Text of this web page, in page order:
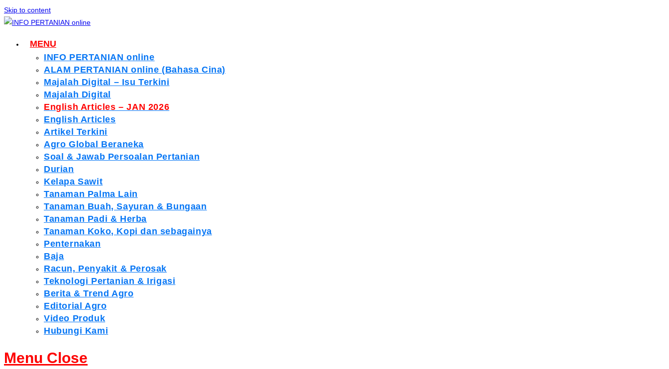
Skip to content
MENU
INFO PERTANIAN online
ALAM PERTANIAN online (Bahasa Cina)
Majalah Digital – Isu Terkini
Majalah Digital
English Articles – JAN 2026
English Articles
Artikel Terkini
Agro Global Beraneka
Soal & Jawab Persoalan Pertanian
Durian
Kelapa Sawit
Tanaman Palma Lain
Tanaman Buah, Sayuran & Bungaan
Tanaman Padi & Herba
Tanaman Koko, Kopi dan sebagainya
Penternakan
Baja
Racun, Penyakit & Perosak
Teknologi Pertanian & Irigasi
Berita & Trend Agro
Editorial Agro
Video Produk
Hubungi Kami
Menu Close